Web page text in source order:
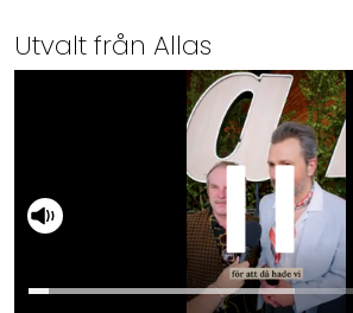
Utvalt från Allas